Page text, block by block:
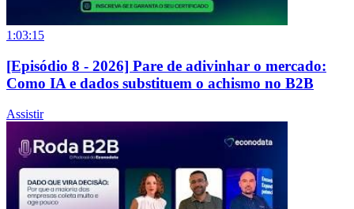
1:03:15
[Episódio 8 - 2026] Pare de adivinhar o mercado:
Como IA e dados substituem o achismo no B2B
Assistir